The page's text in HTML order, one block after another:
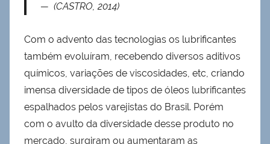
(CASTRO, 2014)
Com o advento das tecnologias os lubrificantes
também evoluíram, recebendo diversos aditivos
químicos, variações de viscosidades, etc, criando
imensa diversidade de tipos de óleos lubrificantes
espalhados pelos varejistas do Brasil. Porém
com o avulto da diversidade desse produto no
mercado, surgiram ou aumentaram as